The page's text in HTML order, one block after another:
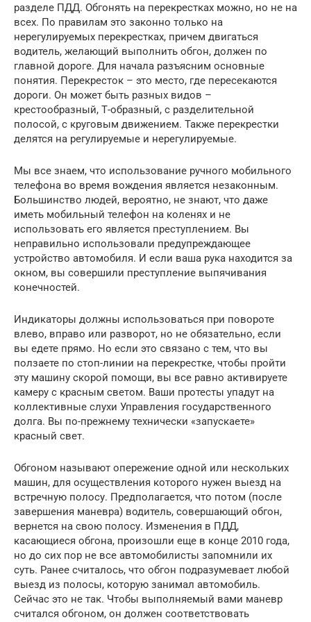
разделе ПДД. Обгонять на перекрестках можно, но не на
всех. По правилам это законно только на
нерегулируемых перекрестках, причем двигаться
водитель, желающий выполнить обгон, должен по
главной дороге. Для начала разъясним основные
понятия. Перекресток – это место, где пересекаются
дороги. Он может быть разных видов –
крестообразный, Т-образный, с разделительной
полосой, с круговым движением. Также перекрестки
делятся на регулируемые и нерегулируемые.
Мы все знаем, что использование ручного мобильного
телефона во время вождения является незаконным.
Большинство людей, вероятно, не знают, что даже
иметь мобильный телефон на коленях и не
использовать его является преступлением. Вы
неправильно использовали предупреждающее
устройство автомобиля. И если ваша рука находится за
окном, вы совершили преступление выпячивания
конечностей.
Индикаторы должны использоваться при повороте
влево, вправо или разворот, но не обязательно, если
вы едете прямо. Но если это связано с тем, что вы
ползаете по стоп-линии на перекрестке, чтобы пройти
эту машину скорой помощи, вы все равно активируете
камеру с красным светом. Ваши протесты упадут на
коллективные слухи Управления государственного
долга. Вы по-прежнему технически «запускаете»
красный свет.
Обгоном называют опережение одной или нескольких
машин, для осуществления которого нужен выезд на
встречную полосу. Предполагается, что потом (после
завершения маневра) водитель, совершающий обгон,
вернется на свою полосу. Изменения в ПДД,
касающиеся обгона, произошли еще в конце 2010 года,
но до сих пор не все автомобилисты запомнили их
суть. Ранее считалось, что обгон подразумевает любой
выезд из полосы, которую занимал автомобиль.
Сейчас это не так. Чтобы выполняемый вами маневр
считался обгоном, он должен соответствовать